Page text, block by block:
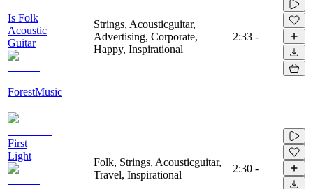
Is Folk
Acoustic
Guitar
ForestMusic
Strings, Acousticguitar,
Advertising, Corporate,
Happy, Inspirational
2:33 -
First
Light
Folk, Strings, Acousticguitar,
Travel, Inspirational
2:30 -